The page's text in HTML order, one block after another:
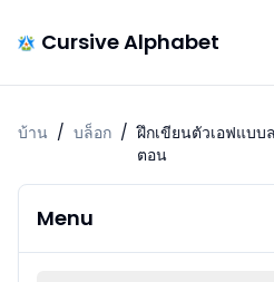
Cursive Alphabet
บ้าน / บล็อก / ฝึกเขียนตัวเอฟแบ
ตอน
Menu